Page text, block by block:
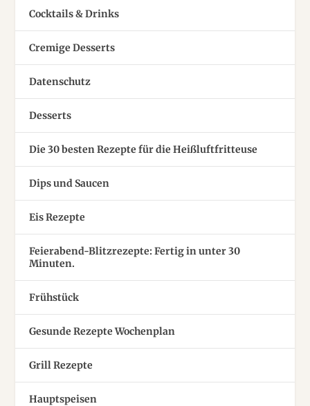
Cocktails & Drinks
Cremige Desserts
Datenschutz
Desserts
Die 30 besten Rezepte für die Heißluftfritteuse
Dips und Saucen
Eis Rezepte
Feierabend-Blitzrezepte: Fertig in unter 30
Minuten.
Frühstück
Gesunde Rezepte Wochenplan
Grill Rezepte
Hauptspeisen